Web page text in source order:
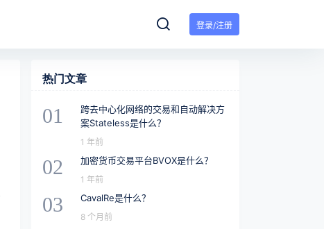
登录/注册
热门文章
01
跨去中心化网络的交易和自动解决方
案Stateless是什么？
1 年前
02 加密货币交易平台BVOX是什么？
1 年前
03 CavalRe是什么？
8 个月前